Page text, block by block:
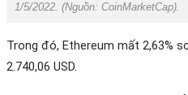
1/5/2022. (Nguồn: CoinMarketCap).
Trong đó, Ethereum mất 2,63%
2.740,06 USD.